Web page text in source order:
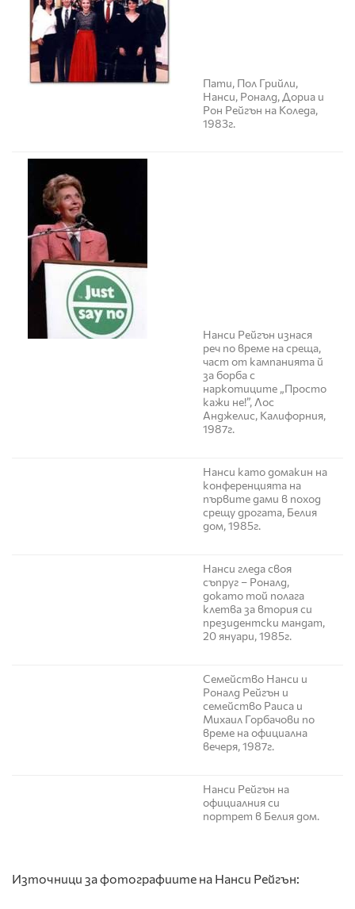
Пати, Пол Грийли,
Нанси, Роналд, Дориа и
Рон Рейгън на Коледа,
1983г.
Нанси Рейгън изнася
реч по време на среща,
част от кампанията й
за борба с
наркотиците „Просто
кажи не!”, Лос
Анджелис, Калифорния,
1987г.
Нанси като домакин на
конференцията на
първите дами в поход
срещу дрогата, Белия
дом, 1985г.
Нанси гледа своя
съпруг – Роналд,
докато той полага
клетва за втория си
президентски мандат,
20 януари, 1985г.
Семейство Нанси и
Роналд Рейгън и
семейство Раиса и
Михаил Горбачови по
време на официална
вечеря, 1987г.
Нанси Рейгън на
официалния си
портрет в Белия дом.
Източници за фотографиите на Нанси Рейгън: